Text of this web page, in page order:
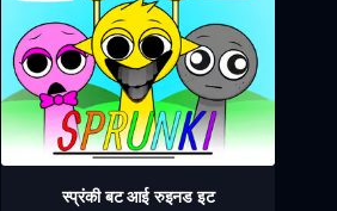
स्प्रंकी बट आई रुइनड इट